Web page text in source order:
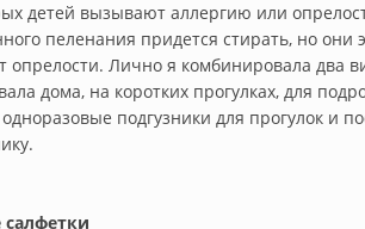
детей вызывают аллергию или
пеленания придется стирать, но
опрелости. Лично я комбинировала два
дома, на коротких прогулках, для
подгузники для прогулок и